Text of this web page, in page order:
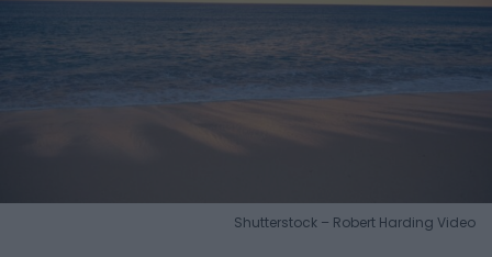
Shutterstock – Robert Harding Video